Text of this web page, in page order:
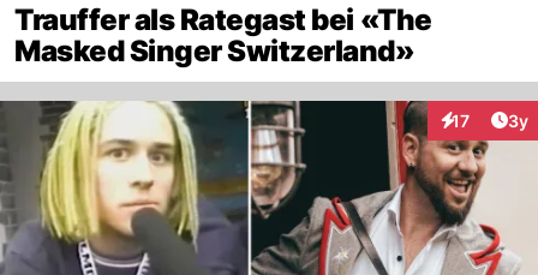
Trauffer als Rategast bei «The
Masked Singer Switzerland»
17 3y